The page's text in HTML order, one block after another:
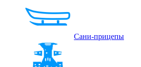
Сани-прицепы